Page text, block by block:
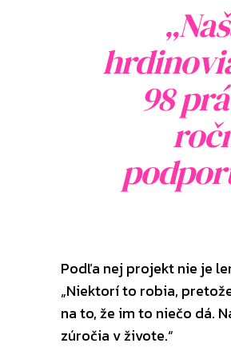
98
Podľa nej projekt nie je
„Niektorí to robia,
na to, že im to niečo dá.
zúročia v živote.“